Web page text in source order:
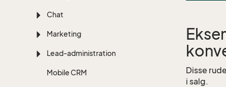
Chat
Marketing
Lead-administration
Mobile CRM
Disse
i salg.